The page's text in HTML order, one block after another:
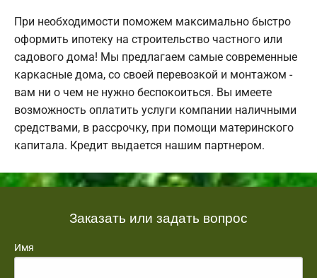
При необходимости поможем максимально быстро
оформить ипотеку на строительство частного или
садового дома! Мы предлагаем самые современные
каркасные дома, со своей перевозкой и монтажом -
вам ни о чем не нужно беспокоиться. Вы имеете
возможность оплатить услуги компании наличными
средствами, в рассрочку, при помощи материнского
капитала. Кредит выдается нашим партнером.
Заказать или задать вопрос
Имя